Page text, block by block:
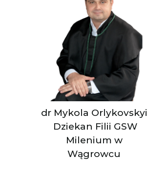
dr Mykola Orlykovskyi
Dziekan Filii GSW
Milenium w
Wągrowcu